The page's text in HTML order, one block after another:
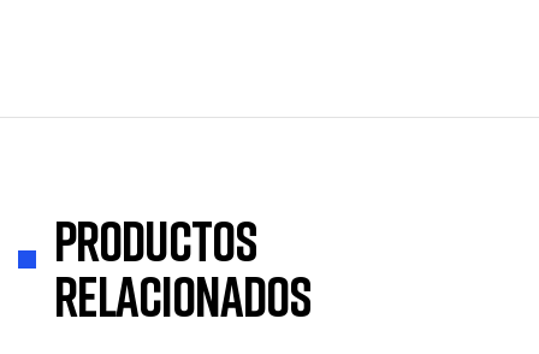
Productos
relacionados